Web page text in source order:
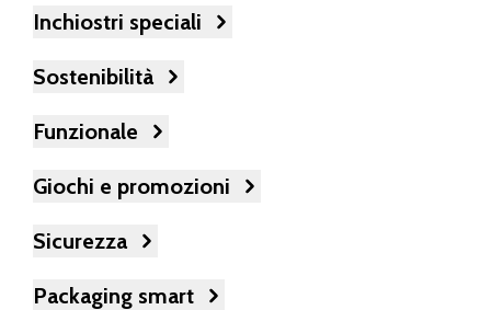
Inchiostri speciali
Sostenibilità
Funzionale
Giochi e promozioni
Sicurezza
Packaging smart